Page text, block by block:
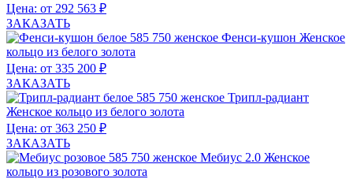
Цена: от 292 563 ₽
ЗАКАЗАТЬ
Фенси-кушон Женское
кольцо из белого золота
Цена: от 335 200 ₽
ЗАКАЗАТЬ
Трипл-радиант
Женское кольцо из белого золота
Цена: от 363 250 ₽
ЗАКАЗАТЬ
Мебиус 2.0 Женское
кольцо из розового золота